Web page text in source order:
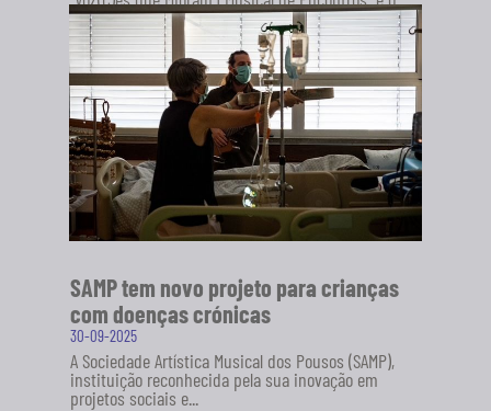
novo projeto da Sociedade Artística Musical dos
Pousos (SAMP), em...
SABER MAIS
SAMP tem novo projeto para crianças
com doenças crónicas
30-09-2025
A Sociedade Artística Musical dos Pousos (SAMP),
instituição reconhecida pela sua inovação em
projetos sociais e...